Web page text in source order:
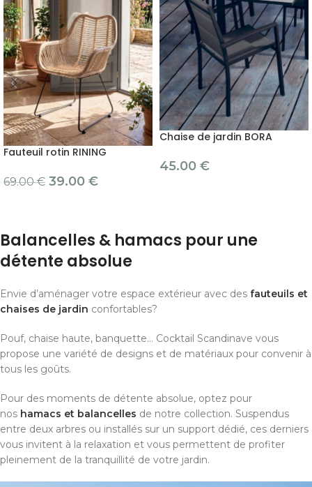
Fauteuil rotin RINING
69.00€ 39.00 €
Chaise de jardin BORA
45.00 €
Balancelles & hamacs pour une
détente absolue
Envie d’aménager votre espace extérieur avec des fauteuils et
chaises de jardin confortables?
Pouf, chaise haute, banquette… Cocktail Scandinave vous
propose une variété de designs et de matériaux pour convenir à
tous les goûts.
Pour des moments de détente absolue, optez pour
nos hamacs et balancelles de notre collection. Suspendus
entre deux arbres ou installés sur un support dédié, ces derniers
vous invitent à la relaxation et vous permettent de profiter
pleinement de la tranquillité de votre jardin.